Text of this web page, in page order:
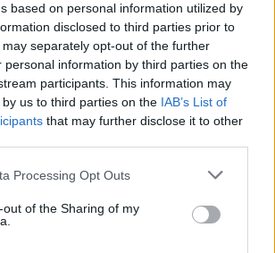
based on personal information utilized by
disclosed to third parties prior to
separately opt-out of the further
personal information by third parties on the
participants. This information may
us to third parties on the IAB’s List of
that may further disclose it to other
Processing Opt Outs
out of the Sharing of my
(1)
tiek konkrečią mergaitę,
ragina ir skatina su
atsakingai.
siekdama užtikrinti vaikų